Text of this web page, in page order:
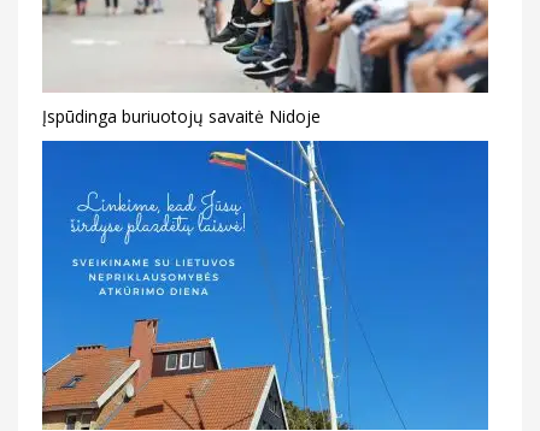
Įspūdinga buriuotojų savaitė Nidoje